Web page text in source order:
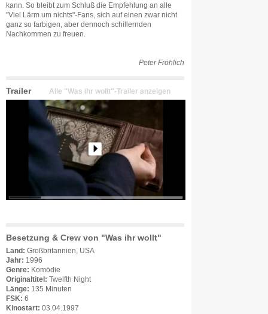
kann. So bleibt zum Schluß die Empfehlung an alle
"Viel Lärm um nichts"-Fans, sich auf einen zwar nicht
ganz so farbigen, aber dennoch schillernden
Nachkommen zu freuen.
Peter Fröhlich
Trailer Alle "Was ihr wollt"-Trailer anzeigen
Besetzung & Crew von "Was ihr wollt"
Land: Großbritannien, USA
Jahr: 1996
Genre: Komödie
Originaltitel: Twelfth Night
Länge: 135 Minuten
FSK: 6
Kinostart: 03.04.1997